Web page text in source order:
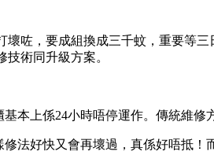
咗，要成組換成三千蚊，重要等
術同升級方案。
本上係24小時唔停運作。傳統維
法好快又會再壞過，真係好唔抵！